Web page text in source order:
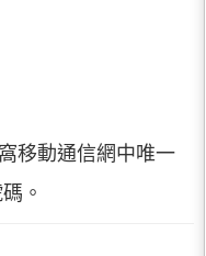
移動通信網中唯一
。